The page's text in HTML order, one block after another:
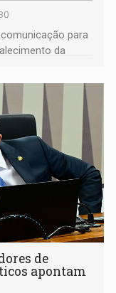
para
da
de
apontam